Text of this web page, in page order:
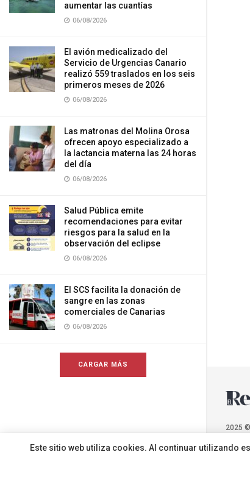
aumentar las cuantías
06/08/2026
El avión medicalizado del
Servicio de Urgencias Canario
realizó 559 traslados en los seis
primeros meses de 2026
06/08/2026
Las matronas del Molina Orosa
ofrecen apoyo especializado a
la lactancia materna las 24 horas
del día
06/08/2026
Salud Pública emite
recomendaciones para evitar
riesgos para la salud en la
observación del eclipse
06/08/2026
El SCS facilita la donación de
sangre en las zonas
comerciales de Canarias
06/08/2026
CARGAR MÁS
2025
Este sitio web utiliza cookies. Al continuar utilizando